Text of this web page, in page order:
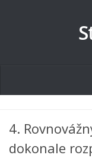
Tematické okruhy
Angličtina
4.
dokonale